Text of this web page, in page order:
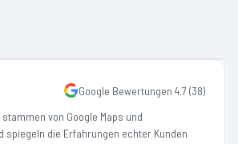
Google Bewertungen 4.7(38)
von Google Maps und
spiegeln die Erfahrungen echter Kunden